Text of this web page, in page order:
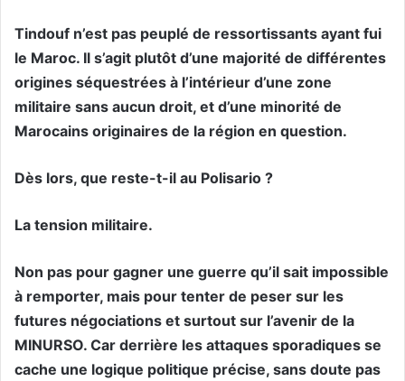
Tindouf n’est pas peuplé de ressortissants ayant fui
le Maroc. Il s’agit plutôt d’une majorité de différentes
origines séquestrées à l’intérieur d’une zone
militaire sans aucun droit, et d’une minorité de
Marocains originaires de la région en question.
Dès lors, que reste-t-il au Polisario ?
La tension militaire.
Non pas pour gagner une guerre qu’il sait impossible
à remporter, mais pour tenter de peser sur les
futures négociations et surtout sur l’avenir de la
MINURSO. Car derrière les attaques sporadiques se
cache une logique politique précise, sans doute pas